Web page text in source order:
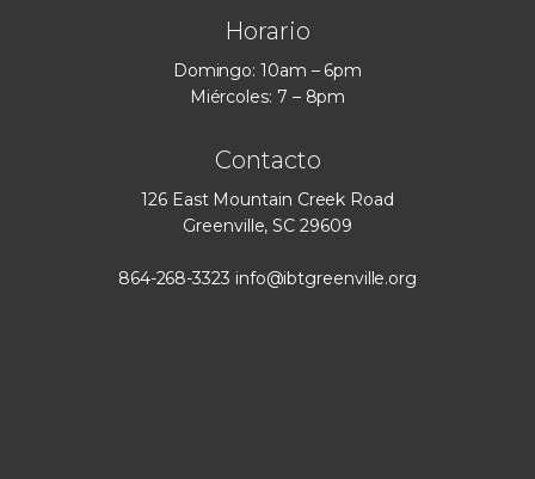
Horario
Domingo: 10am – 6pm
Miércoles: 7 – 8pm
Contacto
126 East Mountain Creek Road
Greenville, SC 29609
864-268-3323 info@ibtgreenville.org